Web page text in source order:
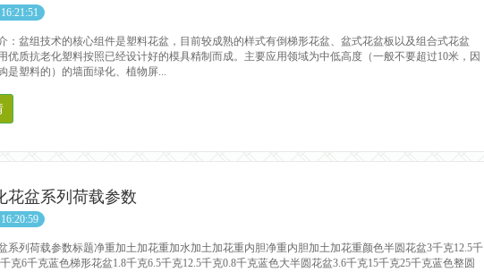
：盆组技术的核心组件是塑料花盆，目前较成熟的样式有倒梯形花盆、盆式花盆板以及组合式花盆
优质抗老化塑料按照已经设计好的模具精制而成。主要应用领域为中低高度（一般不要超过10米，因
是塑料的）的墙面绿化、植物屏...
花盆系列荷载参数
系列荷载参数标题净重加土加花重加水加土加花重内胆净重内胆加土加花重颜色半圆花盆3千克12.5千
克6千克蓝色梯形花盆1.8千克6.5千克12.5千克0.8千克蓝色大半圆花盆3.6千克15千克25千克蓝色整圆